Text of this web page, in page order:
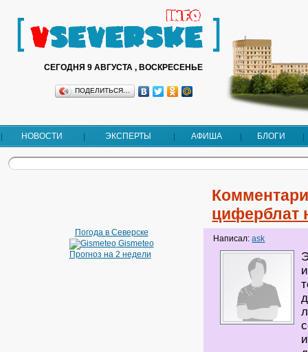
СЕГОДНЯ 9 АВГУСТА , ВОСКРЕСЕНЬЕ
ПОДЕЛИТЬСЯ…
НОВОСТИ ЭКСПЕРТЫ АФИША БЛОГИ
Погода в Северске
Gismeteo
Прогноз на 2 недели
циферблат
Написал:ask